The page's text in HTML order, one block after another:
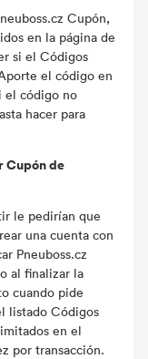
Cupón,
en la página de
si el Códigos
el código en
el código no
hacer para
Cupón de
le pedirían que
una cuenta con
Pneuboss.cz
al finalizar la
cuando pide
listado Códigos
en el
por transacción.